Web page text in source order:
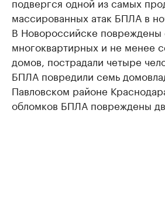
массированных атак БПЛА в
В Новороссийске повреждены
многоквартирных и не менее
домов, пострадали четыре
БПЛА повредили семь
Павловском районе
обломков БПЛА повреждены